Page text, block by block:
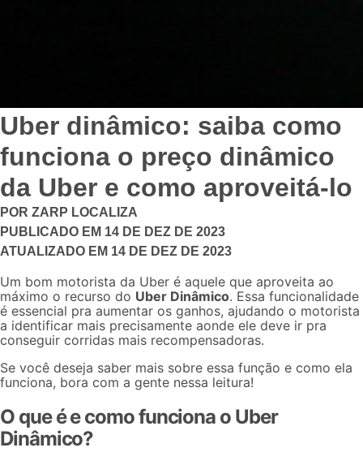
Uber dinâmico: saiba como
funciona o preço dinâmico
da Uber e como aproveitá-lo
POR ZARP LOCALIZA
PUBLICADO EM 14 DE DEZ DE 2023
ATUALIZADO EM 14 DE DEZ DE 2023
Um bom motorista da Uber é aquele que aproveita ao
máximo o recurso do Uber Dinâmico. Essa funcionalidade
é essencial pra aumentar os ganhos, ajudando o motorista
a identificar mais precisamente aonde ele deve ir pra
conseguir corridas mais recompensadoras.
Se você deseja saber mais sobre essa função e como ela
funciona, bora com a gente nessa leitura!
O que é e como funciona o Uber
Dinâmico?